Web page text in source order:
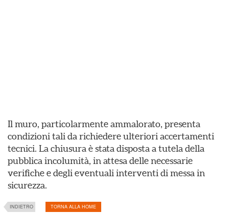
Il muro, particolarmente ammalorato, presenta
condizioni tali da richiedere ulteriori accertamenti
tecnici. La chiusura è stata disposta a tutela della
pubblica incolumità, in attesa delle necessarie
verifiche e degli eventuali interventi di messa in
sicurezza.
INDIETRO TORNA ALLA HOME